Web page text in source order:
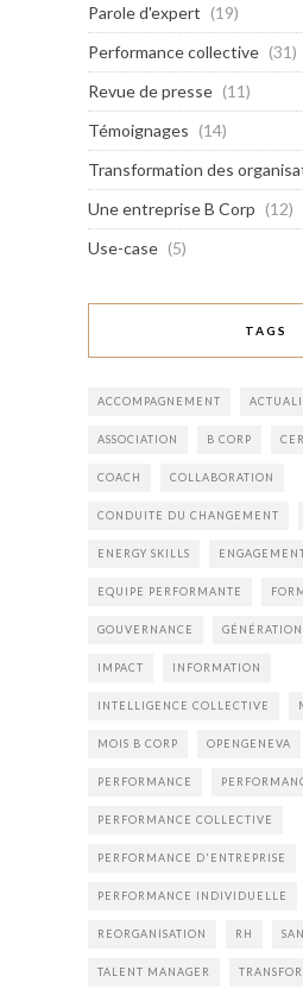
Parole d'expert (19)
Performance collective (31)
Revue de presse (11)
Témoignages (14)
Transformation des
Une entreprise B Corp (12)
Use-case (5)
TAGS
ACCOMPAGNEMENT
ASSOCIATION B CORP
COACH COLLABORATION
CONDUITE DU CHANGEMENT
ENERGY SKILLS
EQUIPE PERFORMANTE
GOUVERNANCE
IMPACT INFORMATION
INTELLIGENCE COLLECTIVE
MOIS B CORP OPENGENEVA
PERFORMANCE
PERFORMANCE COLLECTIVE
PERFORMANCE D'ENTREPRISE
PERFORMANCE INDIVIDUELLE
REORGANISATION RH
TALENT MANAGER